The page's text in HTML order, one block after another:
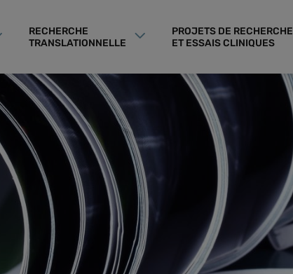
RECHERCHE
TRANSLATIONNELLE
PROJETS DE RECHERCHE
ET ESSAIS CLINIQUES